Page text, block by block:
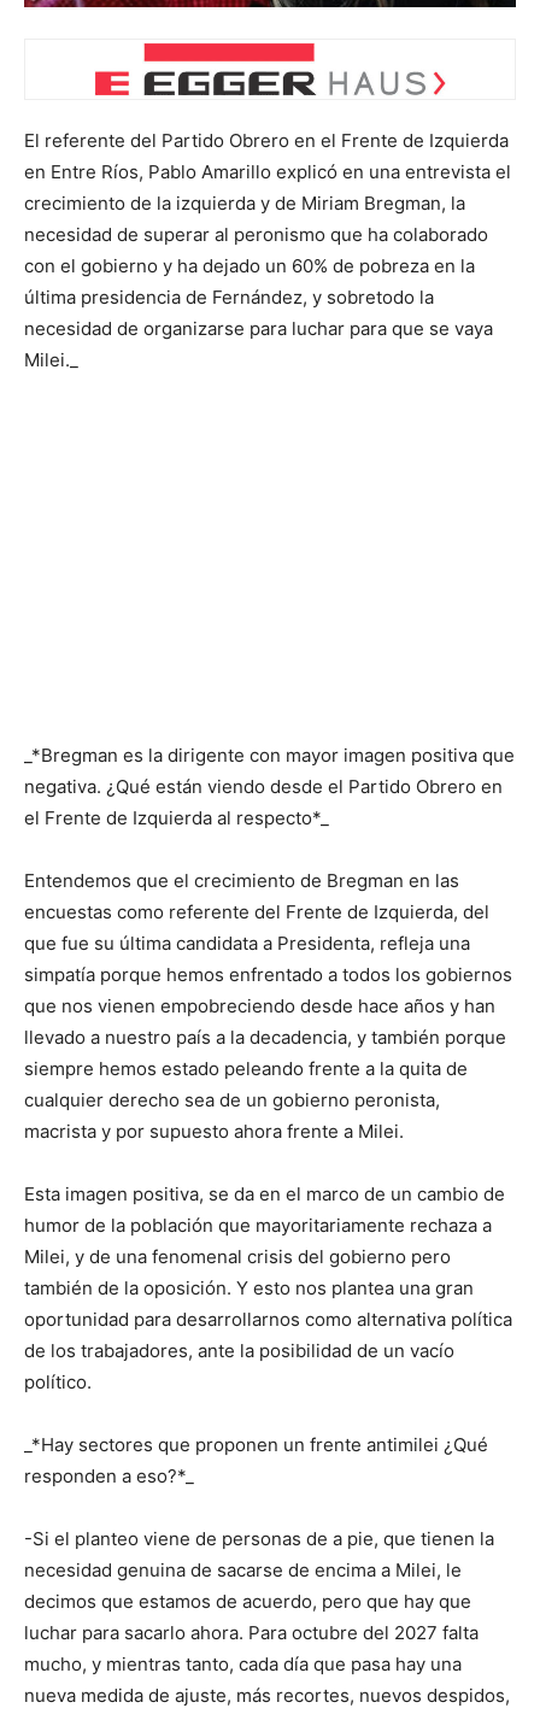
El referente del Partido Obrero en el Frente de Izquierda
en Entre Ríos, Pablo Amarillo explicó en una entrevista el
crecimiento de la izquierda y de Miriam Bregman, la
necesidad de superar al peronismo que ha colaborado
con el gobierno y ha dejado un 60% de pobreza en la
última presidencia de Fernández, y sobretodo la
necesidad de organizarse para luchar para que se vaya
Milei._
_*Bregman es la dirigente con mayor imagen positiva que
negativa. ¿Qué están viendo desde el Partido Obrero en
el Frente de Izquierda al respecto*_
Entendemos que el crecimiento de Bregman en las
encuestas como referente del Frente de Izquierda, del
que fue su última candidata a Presidenta, refleja una
simpatía porque hemos enfrentado a todos los gobiernos
que nos vienen empobreciendo desde hace años y han
llevado a nuestro país a la decadencia, y también porque
siempre hemos estado peleando frente a la quita de
cualquier derecho sea de un gobierno peronista,
macrista y por supuesto ahora frente a Milei.
Esta imagen positiva, se da en el marco de un cambio de
humor de la población que mayoritariamente rechaza a
Milei, y de una fenomenal crisis del gobierno pero
también de la oposición. Y esto nos plantea una gran
oportunidad para desarrollarnos como alternativa política
de los trabajadores, ante la posibilidad de un vacío
político.
_*Hay sectores que proponen un frente antimilei ¿Qué
responden a eso?*_
-Si el planteo viene de personas de a pie, que tienen la
necesidad genuina de sacarse de encima a Milei, le
decimos que estamos de acuerdo, pero que hay que
luchar para sacarlo ahora. Para octubre del 2027 falta
mucho, y mientras tanto, cada día que pasa hay una
nueva medida de ajuste, más recortes, nuevos despidos,